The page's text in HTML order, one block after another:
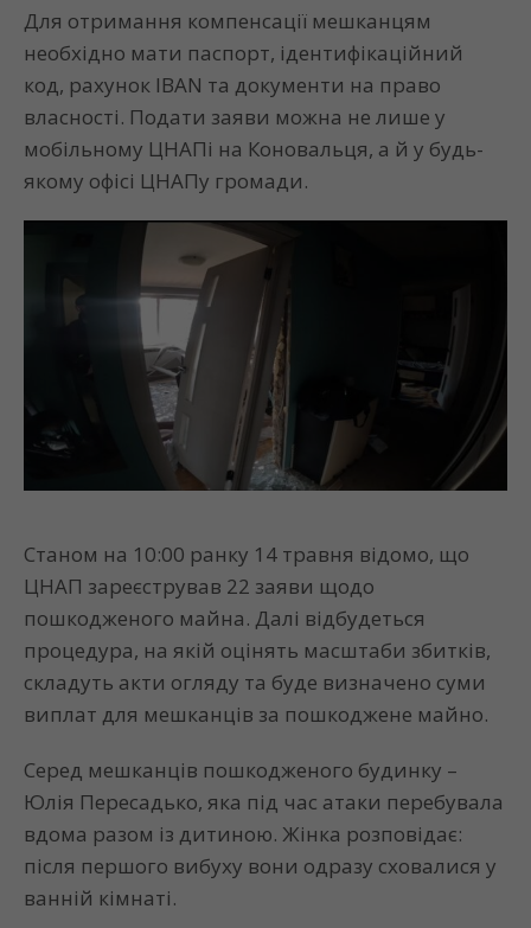
Для отримання компенсації мешканцям
необхідно мати паспорт, ідентифікаційний
код, рахунок IBAN та документи на право
власності. Подати заяви можна не лише у
мобільному ЦНАПі на Коновальця, а й у будь-
якому офісі ЦНАПу громади.
Станом на 10:00 ранку 14 травня відомо, що
ЦНАП зареєстрував 22 заяви щодо
пошкодженого майна. Далі відбудеться
процедура, на якій оцінять масштаби збитків,
складуть акти огляду та буде визначено суми
виплат для мешканців за пошкоджене майно.
Серед мешканців пошкодженого будинку –
Юлія Пересадько, яка під час атаки перебувала
вдома разом із дитиною. Жінка розповідає:
після першого вибуху вони одразу сховалися у
ванній кімнаті.